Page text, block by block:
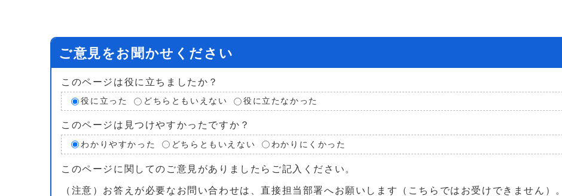
ご意見をお聞かせください
このページは役に立ちましたか？
役に立った どちらともいえない 役に立たなかった
このページは見つけやすかったですか？
わかりやすかった どちらともいえない わかりにくかった
このページに関してのご意見がありましたらご記入ください。
（注意）お答えが必要なお問い合わせは、直接担当部署へお願いします（こちらではお受けできません）。